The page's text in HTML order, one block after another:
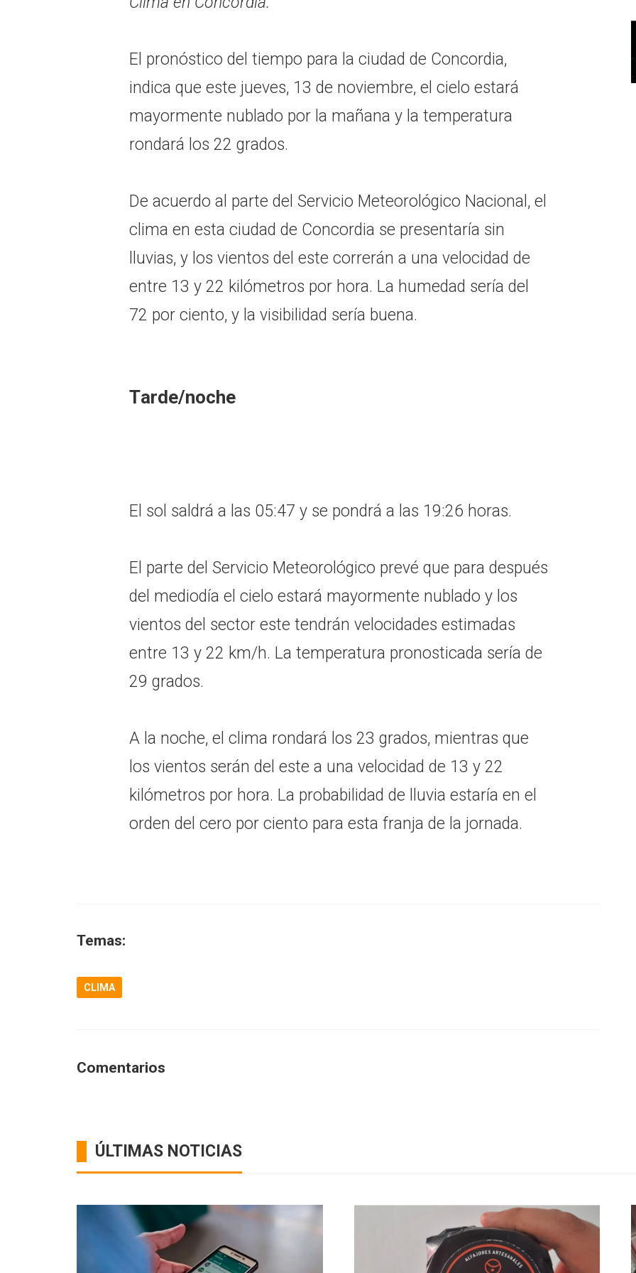
El pronóstico del tiempo para la ciudad de Concordia,
indica que este jueves, 13 de noviembre, el cielo estará
mayormente nublado por la mañana y la temperatura
rondará los 22 grados.
De acuerdo al parte del Servicio Meteorológico Nacional, el
clima en esta ciudad de Concordia se presentaría sin
lluvias, y los vientos del este correrán a una velocidad de
entre 13 y 22 kilómetros por hora. La humedad sería del
72 por ciento, y la visibilidad sería buena.
Tarde/noche
El sol saldrá a las 05:47 y se pondrá a las 19:26 horas.
El parte del Servicio Meteorológico prevé que para después
del mediodía el cielo estará mayormente nublado y los
vientos del sector este tendrán velocidades estimadas
entre 13 y 22 km/h. La temperatura pronosticada sería de
29 grados.
A la noche, el clima rondará los 23 grados, mientras que
los vientos serán del este a una velocidad de 13 y 22
kilómetros por hora. La probabilidad de lluvia estaría en el
orden del cero por ciento para esta franja de la jornada.
Temas:
CLIMA
Comentarios
ÚLTIMAS NOTICIAS